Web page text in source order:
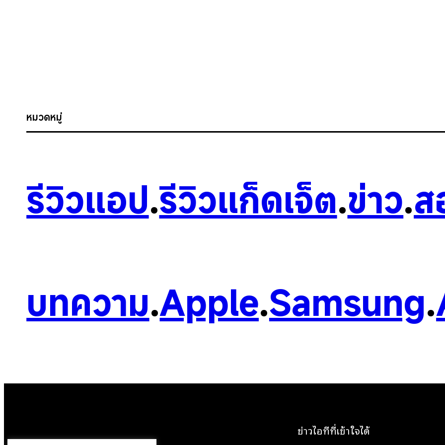
หมวดหมู่
รีวิวแอป.รีวิวแก็ดเจ็ต.ข่าว.ส
บทความ.Apple.Samsung.
ข่าวไอทีที่เข้าใจได้